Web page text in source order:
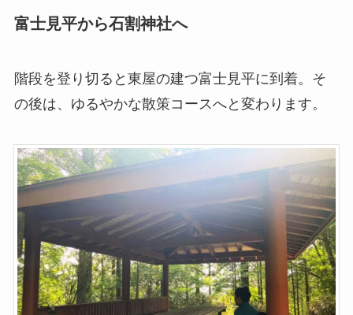
富士見平から石割神社へ
階段を登り切ると東屋の建つ富士見平に到着。そ
の後は、ゆるやかな散策コースへと変わります。